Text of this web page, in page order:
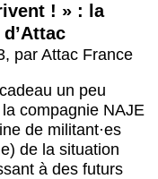
! » : la
, par Attac France
un peu
compagnie NAJE
de militant·es
de la situation
à des futurs